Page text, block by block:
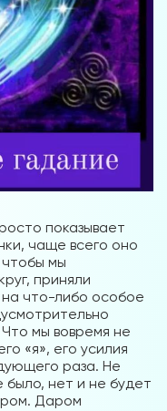
показывает
чаще всего оно
чтобы мы
приняли
что-либо особое
мы вовремя не
«я», его усилия
раза. Не
нет и не будет
Даром